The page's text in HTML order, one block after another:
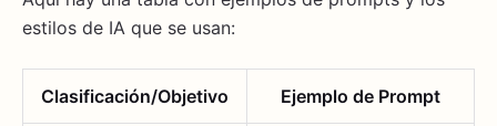
estilos de IA que se usan:
Clasificación/Objetivo Ejemplo de Prompt